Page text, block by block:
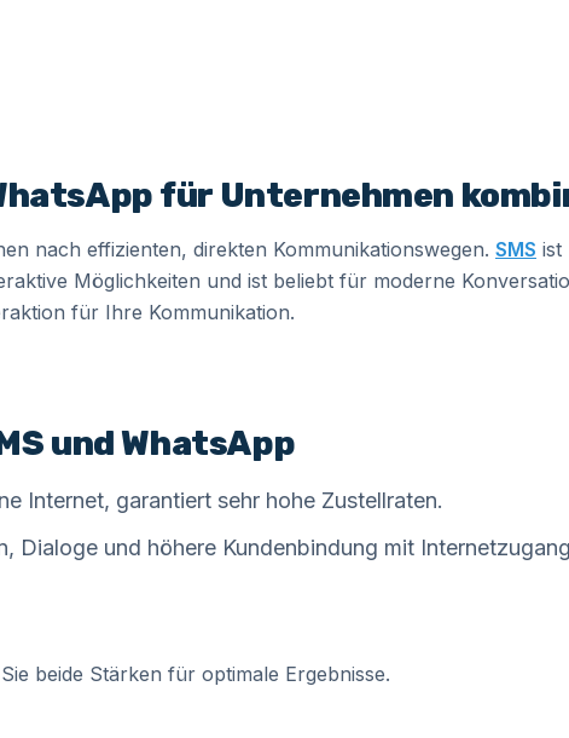
für Unternehmen
nach effizienten, direkten Kommunikationswegen. SMS ist
Möglichkeiten und ist beliebt für moderne
für Ihre Kommunikation.
und WhatsApp
Internet, garantiert sehr hohe Zustellraten.
Dialoge und höhere Kundenbindung mit
beide Stärken für optimale Ergebnisse.